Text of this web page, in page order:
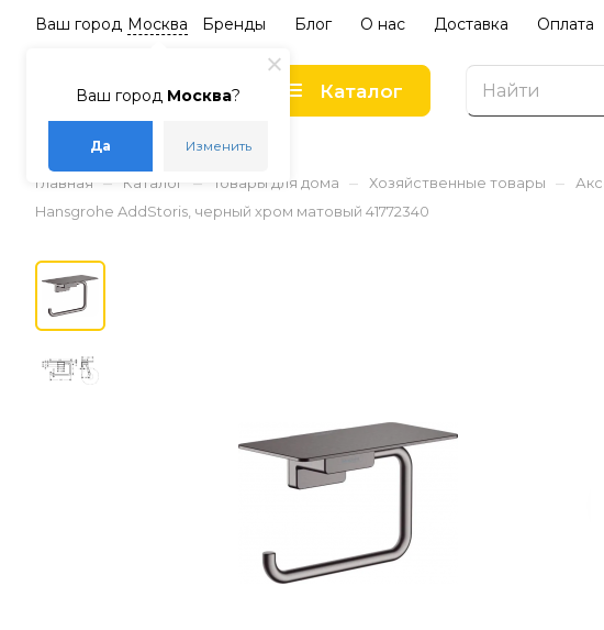
Ваш город Москва?
Да Изменить
Ваш город Москва Бренды Блог О нас Доставка Оплата
Каталог
Главная – Каталог – Товары для дома – Хозяйственные товары –
Hansgrohe AddStoris, черный хром матовый 41772340